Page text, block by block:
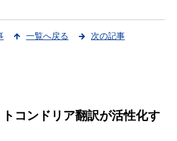
一覧へ戻る 次の記事
コンドリア翻訳が活性化す